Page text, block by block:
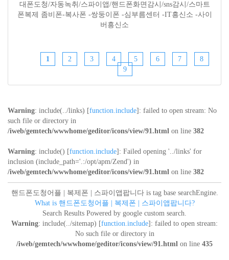
대폰도청/자동녹취/스파이앱/핸드폰화면감시/sns감시/스마트
폰복제 좀비폰-복사폰 -쌍둥이폰 -심부름센터 -IT흥신소 -사이
버흥신소
1 2 3 4 5 6 7
8
9
Warning: include(../links) [function.include]: failed to open stream: No
such file or directory in
/iweb/gemtech/wwwhome/geditor/icons/view/91.html on line 382
Warning: include() [function.include]: Failed opening '../links' for
inclusion (include_path='.:/opt/apm/Zend') in
/iweb/gemtech/wwwhome/geditor/icons/view/91.html on line 382
핸드폰도청어플 | 복제폰 | 스파이앱팝니다 is tag base searchEngine.
What is 핸드폰도청어플 | 복제폰 | 스파이앱팝니다?
Search Results Powered by google custom search.
Warning: include(../sitemap) [function.include]: failed to open stream:
No such file or directory in
/iweb/gemtech/wwwhome/geditor/icons/view/91.html on line 435